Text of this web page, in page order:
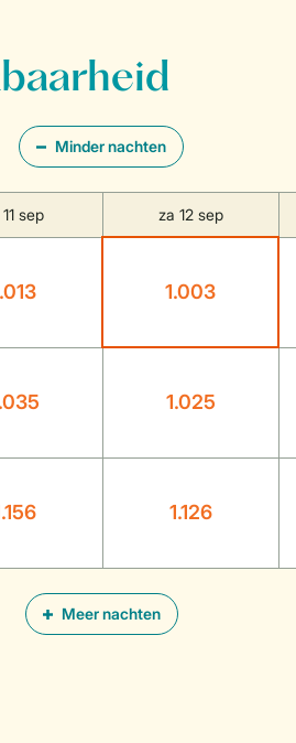
Minder nachten
Meer nachten
sep za 12 sep
1.003
1.025
1.126